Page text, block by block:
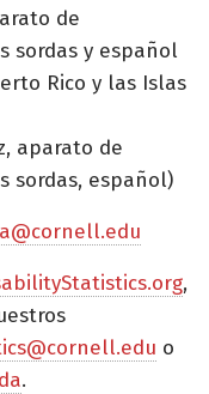
de
sordas y español
Rico y las Islas
aparato de
sordas, español)
,
o
.